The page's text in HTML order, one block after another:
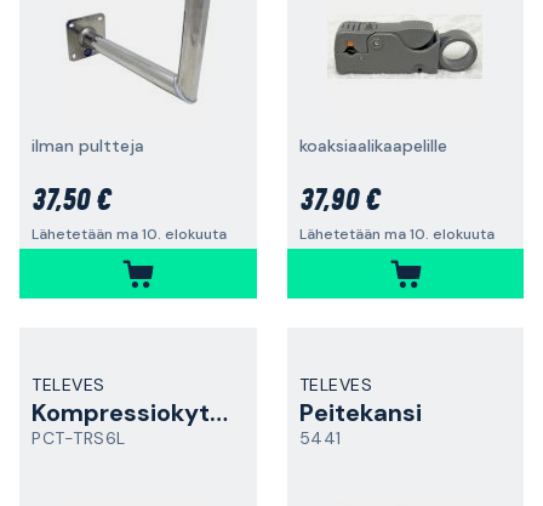
ilman pultteja
37,50 €
Lähetetään ma 10. elokuuta
koaksiaalikaapelille
37,90 €
Lähetetään ma 10. elokuuta
TELEVES
Kompressiokytkin
PCT-TRS6L
TELEVES
Peitekansi
5441